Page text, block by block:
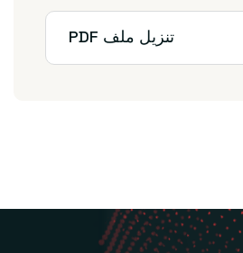
تنزيل ملف PDF